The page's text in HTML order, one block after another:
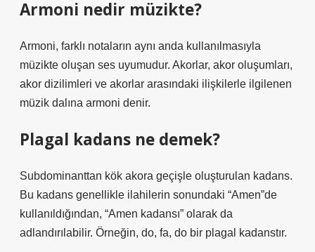
Armoni nedir müzikte?
Armoni, farklı notaların aynı anda kullanılmasıyla
müzikte oluşan ses uyumudur. Akorlar, akor oluşumları,
akor dizilimleri ve akorlar arasındaki ilişkilerle ilgilenen
müzik dalına armoni denir.
Plagal kadans ne demek?
Subdominanttan kök akora geçişle oluşturulan kadans.
Bu kadans genellikle ilahilerin sonundaki “Amen”de
kullanıldığından, “Amen kadansı” olarak da
adlandırılabilir. Örneğin, do, fa, do bir plagal kadanstır.